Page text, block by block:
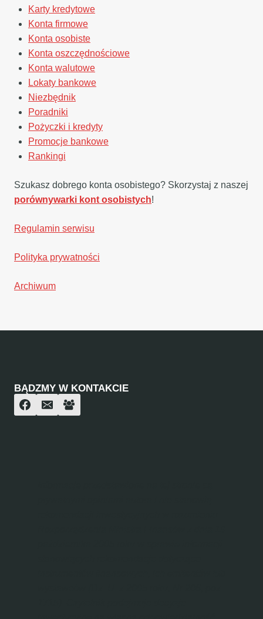
Karty kredytowe
Konta firmowe
Konta osobiste
Konta oszczędnościowe
Konta walutowe
Lokaty bankowe
Niezbędnik
Poradniki
Pożyczki i kredyty
Promocje bankowe
Rankingi
Szukasz dobrego konta osobistego? Skorzystaj z naszej
porównywarki kont osobistych!
Regulamin serwisu
Polityka prywatności
Archiwum
BĄDZMY W KONTAKCIE